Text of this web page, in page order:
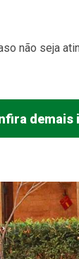
não seja
demais